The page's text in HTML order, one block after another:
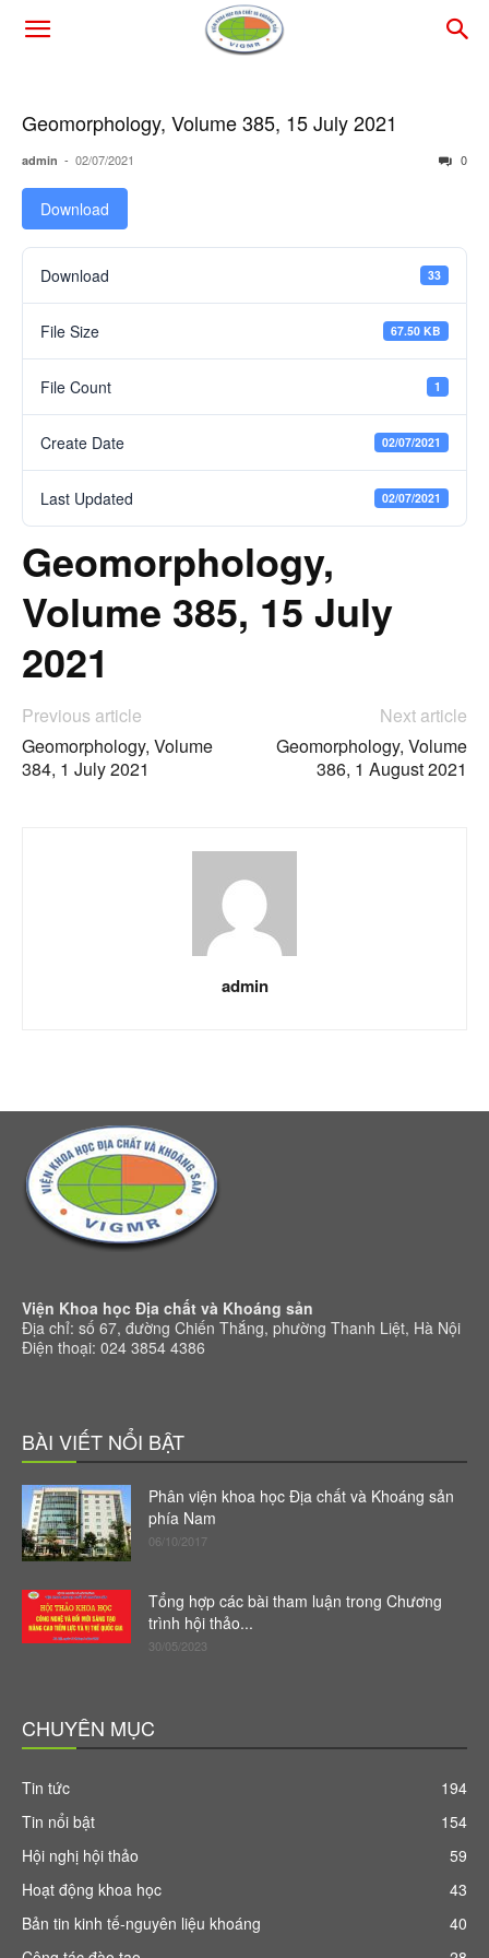
Geomorphology, Volume 385, 15 July 2021
admin - 02/07/2021 0
Download
Download 33
File Size 67.50 KB
File Count 1
Create Date 02/07/2021
Last Updated 02/07/2021
Geomorphology,
Volume 385, 15 July
2021
Previous article
Geomorphology, Volume
384, 1 July 2021
Next article
Geomorphology, Volume
386, 1 August 2021
admin
Viện Khoa học Địa chất và Khoáng sản
Địa chỉ: số 67, đường Chiến Thắng, phường Thanh Liệt, Hà Nội
Điện thoại: 024 3854 4386
BÀI VIẾT NỔI BẬT
Phân viện khoa học Địa chất và Khoáng sản
phía Nam
06/10/2017
Tổng hợp các bài tham luận trong Chương
trình hội thảo...
30/05/2023
CHUYÊN MỤC
Tin tức
194
Tin nổi bật
154
Hội nghị hội thảo
59
Hoạt động khoa học
43
Bản tin kinh tế-nguyên liệu khoáng
40